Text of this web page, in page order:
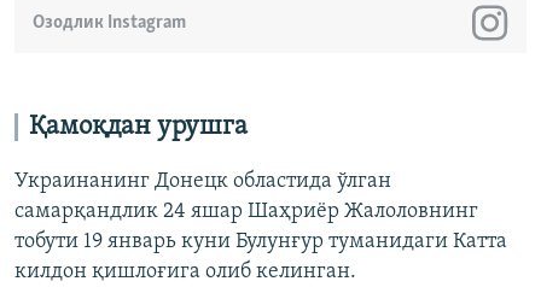
Озодлик Instagram
Қамоқдан урушга
Украинанинг Донецк областида ўлган
самарқандлик 24 яшар Шаҳриёр Жалоловнинг
тобути 19 январь куни Булунғур туманидаги Катта
килдон қишлоғига олиб келинган.